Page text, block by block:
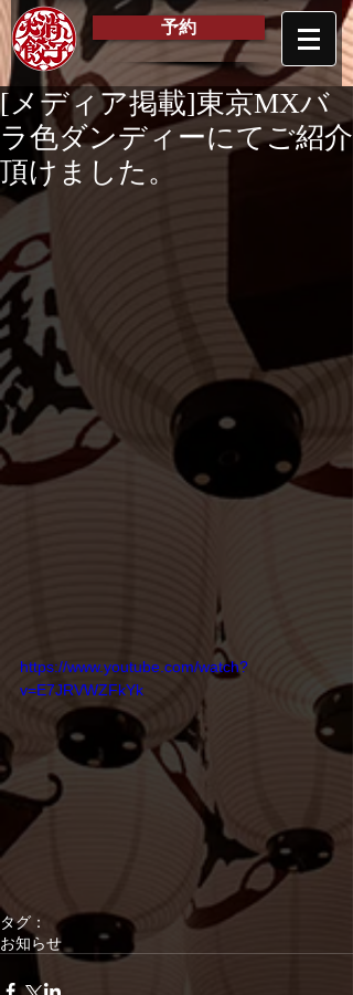
予約
[メディア掲載]東京MXバ
ラ色ダンディーにてご紹介
頂けました。
https://www.youtube.com/watch?
v=E7JRVWZFkYk
タグ：
お知らせ